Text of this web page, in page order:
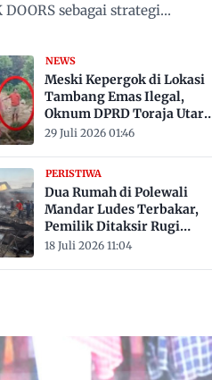
sebagai strategi
NEWS
Meski Kepergok di Lokasi
Tambang Emas Ilegal,
Oknum DPRD Toraja Utara
Belum Jadi Tersangka
29 Juli 2026 01:46
PERISTIWA
Dua Rumah di Polewali
Mandar Ludes Terbakar,
Pemilik Ditaksir Rugi
Rp200 Juta
18 Juli 2026 11:04